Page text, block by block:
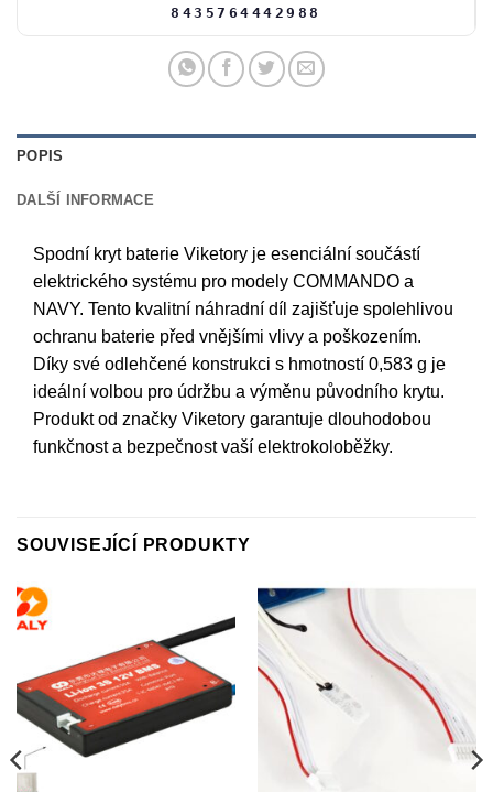
8435764442988
POPIS
DALŠÍ INFORMACE
Spodní kryt baterie Viketory je esenciální součástí
elektrického systému pro modely COMMANDO a
NAVY. Tento kvalitní náhradní díl zajišťuje spolehlivou
ochranu baterie před vnějšími vlivy a poškozením.
Díky své odlehčené konstrukci s hmotností 0,583 g je
ideální volbou pro údržbu a výměnu původního krytu.
Produkt od značky Viketory garantuje dlouhodobou
funkčnost a bezpečnost vaší elektrokoloběžky.
SOUVISEJÍCÍ PRODUKTY